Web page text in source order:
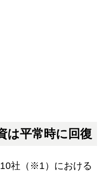
は平常時に回復
社（※1）における